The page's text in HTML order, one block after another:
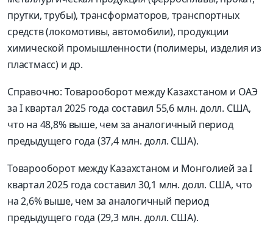
прутки, трубы), трансформаторов, транспортных
средств (локомотивы, автомобили), продукции
химической промышленности (полимеры, изделия из
пластмасс) и др.
Справочно: Товарооборот между Казахстаном и ОАЭ
за I квартал 2025 года составил 55,6 млн. долл. США,
что на 48,8% выше, чем за аналогичный период
предыдущего года (37,4 млн. долл. США).
Товарооборот между Казахстаном и Монголией за I
квартал 2025 года составил 30,1 млн. долл. США, что
на 2,6% выше, чем за аналогичный период
предыдущего года (29,3 млн. долл. США).